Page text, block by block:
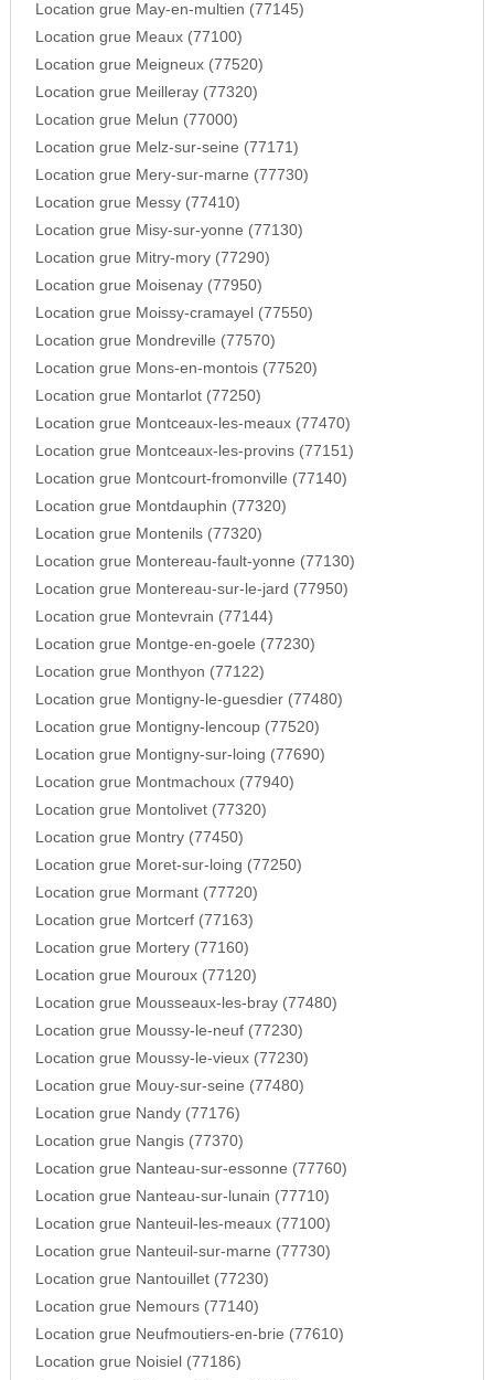
Location grue May-en-multien (77145)
Location grue Meaux (77100)
Location grue Meigneux (77520)
Location grue Meilleray (77320)
Location grue Melun (77000)
Location grue Melz-sur-seine (77171)
Location grue Mery-sur-marne (77730)
Location grue Messy (77410)
Location grue Misy-sur-yonne (77130)
Location grue Mitry-mory (77290)
Location grue Moisenay (77950)
Location grue Moissy-cramayel (77550)
Location grue Mondreville (77570)
Location grue Mons-en-montois (77520)
Location grue Montarlot (77250)
Location grue Montceaux-les-meaux (77470)
Location grue Montceaux-les-provins (77151)
Location grue Montcourt-fromonville (77140)
Location grue Montdauphin (77320)
Location grue Montenils (77320)
Location grue Montereau-fault-yonne (77130)
Location grue Montereau-sur-le-jard (77950)
Location grue Montevrain (77144)
Location grue Montge-en-goele (77230)
Location grue Monthyon (77122)
Location grue Montigny-le-guesdier (77480)
Location grue Montigny-lencoup (77520)
Location grue Montigny-sur-loing (77690)
Location grue Montmachoux (77940)
Location grue Montolivet (77320)
Location grue Montry (77450)
Location grue Moret-sur-loing (77250)
Location grue Mormant (77720)
Location grue Mortcerf (77163)
Location grue Mortery (77160)
Location grue Mouroux (77120)
Location grue Mousseaux-les-bray (77480)
Location grue Moussy-le-neuf (77230)
Location grue Moussy-le-vieux (77230)
Location grue Mouy-sur-seine (77480)
Location grue Nandy (77176)
Location grue Nangis (77370)
Location grue Nanteau-sur-essonne (77760)
Location grue Nanteau-sur-lunain (77710)
Location grue Nanteuil-les-meaux (77100)
Location grue Nanteuil-sur-marne (77730)
Location grue Nantouillet (77230)
Location grue Nemours (77140)
Location grue Neufmoutiers-en-brie (77610)
Location grue Noisiel (77186)